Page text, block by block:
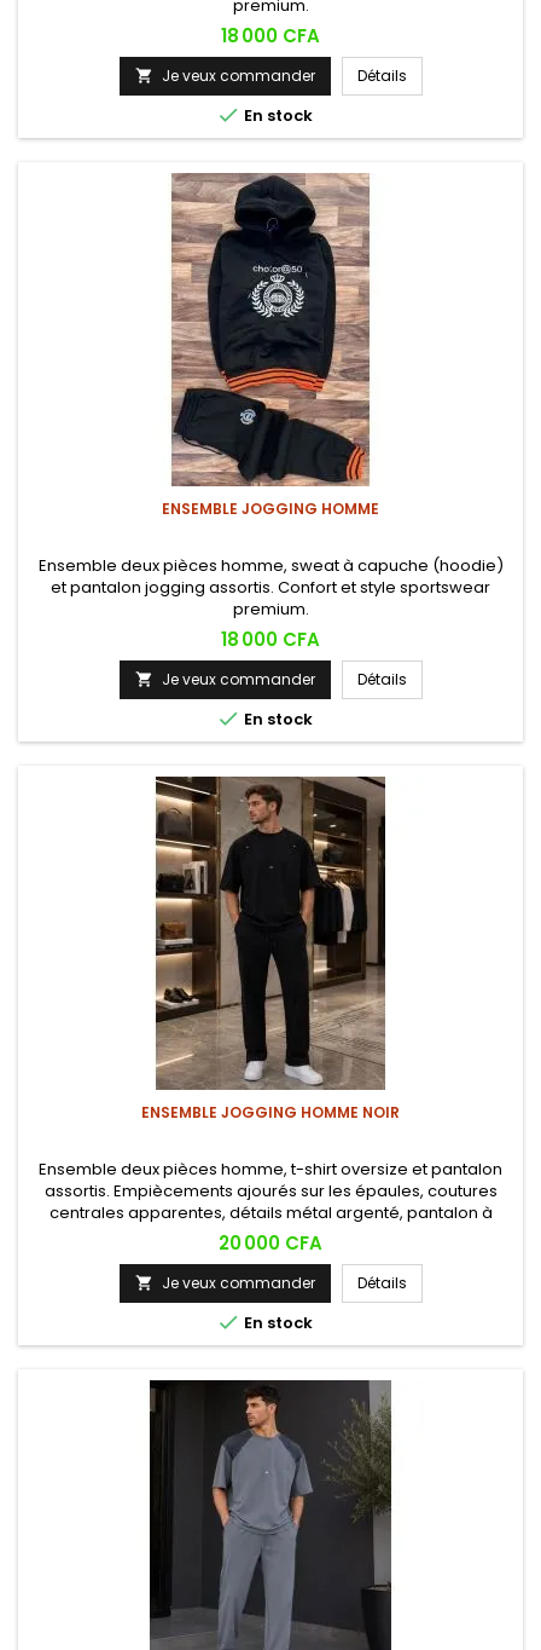
premium.
Prix
18 000 CFA
 Je veux commander Détails
 En stock
ENSEMBLE JOGGING HOMME
Ensemble deux pièces homme, sweat à capuche (hoodie)
et pantalon jogging assortis. Confort et style sportswear
premium.
Prix
18 000 CFA
 Je veux commander Détails
 En stock
ENSEMBLE JOGGING HOMME NOIR
Ensemble deux pièces homme, t-shirt oversize et pantalon
assortis. Empiècements ajourés sur les épaules, coutures
centrales apparentes, détails métal argenté, pantalon à
cordon et zips cheville. Style décontracté premium.
Prix
20 000 CFA
 Je veux commander Détails
 En stock